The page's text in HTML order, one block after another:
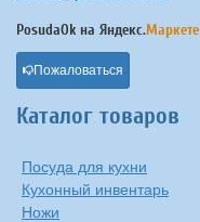
PosudaOk на Яндекс.Маркете
Пожаловаться
Каталог товаров
Посуда для кухни
Кухонный инвентарь
Ножи